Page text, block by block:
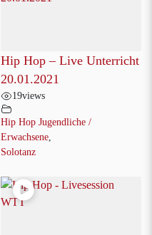
Hip Hop – Live Unterricht
20.01.2021
19views
Hip Hop Jugendliche /
Erwachsene
Solotanz